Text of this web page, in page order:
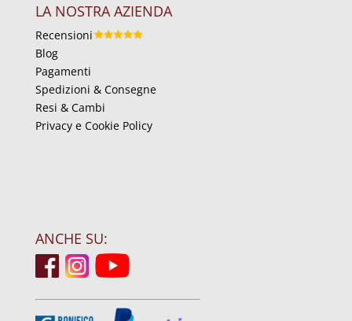
LA NOSTRA AZIENDA
Recensioni
Blog
Pagamenti
Spedizioni & Consegne
Resi & Cambi
Privacy e Cookie Policy
ANCHE SU: